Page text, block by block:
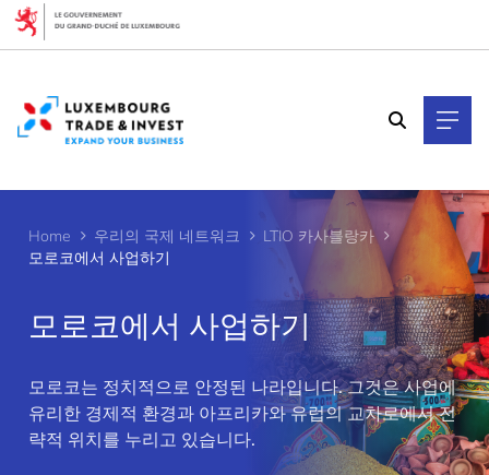
Home 우리의 국제 네트워크
LTIO 카사블랑카
모로코에서 사업하기
모로코에서 사업하기
모로코는 정치적으로 안정된 나라입니다. 그것은 사업에
유리한 경제적 환경과 아프리카와 유럽의 교차로에서 전
략적 위치를 누리고 있습니다.
Cookies management panel